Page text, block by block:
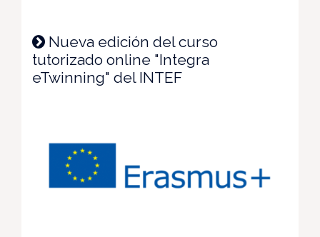
Nueva edición del curso
tutorizado online "Integra
eTwinning" del INTEF